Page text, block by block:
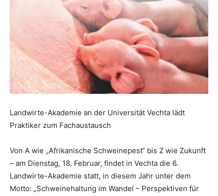
Landwirte-Akademie an der Universität Vechta lädt
Praktiker zum Fachaustausch
Von A wie „Afrikanische Schweinepest“ bis Z wie Zukunft
– am Dienstag, 18. Februar, findet in Vechta die 6.
Landwirte-Akademie statt, in diesem Jahr unter dem
Motto: „Schweinehaltung im Wandel – Perspektiven für